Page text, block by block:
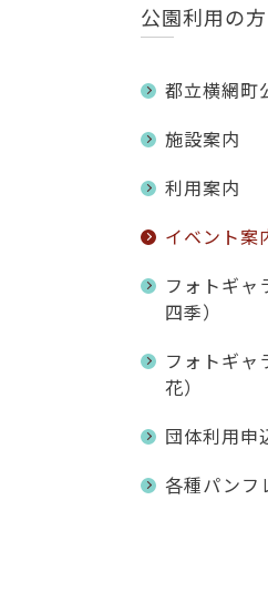
公園利用の方
都立横網町
施設案内
利用案内
イベント案
フォトギャ
四季）
フォトギャ
花）
団体利用申
各種パンフ